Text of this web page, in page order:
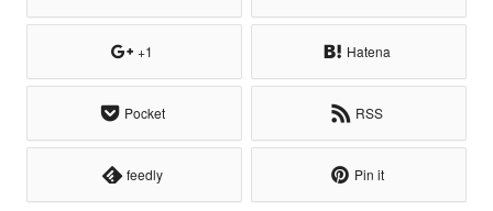
+1 Hatena
Pocket RSS
feedly Pin it